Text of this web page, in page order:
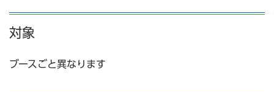
対象
ブースごと異なります